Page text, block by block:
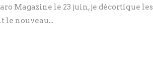
Magazine le 23 juin, je décortique les
le nouveau...